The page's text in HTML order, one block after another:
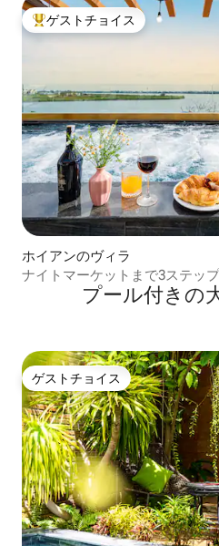
大好評のゲストチョイスです。
ゲストチョイス
ホイアンのヴィラ
ナイトマーケットまで3ステッ
ー、サウナプール付きの
ゲストチョイス
ゲストチョイス